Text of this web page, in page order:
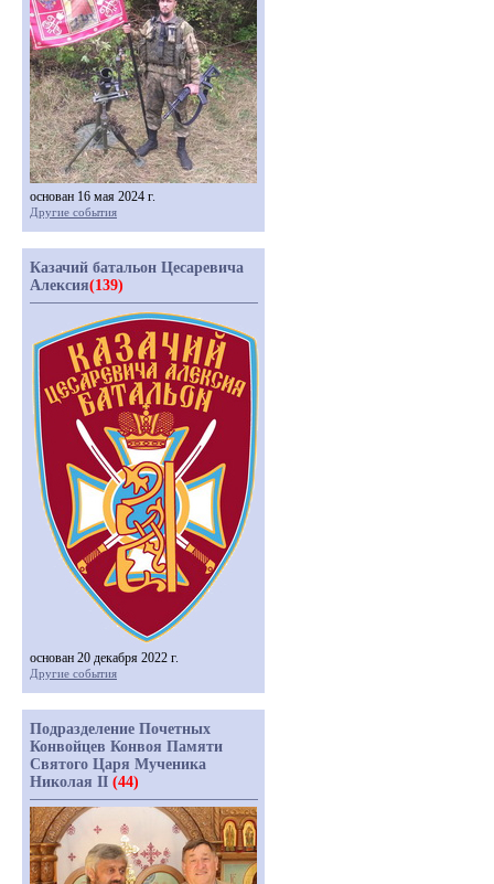
основан 16 мая 2024 г.
Другие события
Казачий батальон Цесаревича
Алексия(139)
основан 20 декабря 2022 г.
Другие события
Подразделение Почетных
Конвойцев Конвоя Памяти
Святого Царя Мученика
Николая II (44)